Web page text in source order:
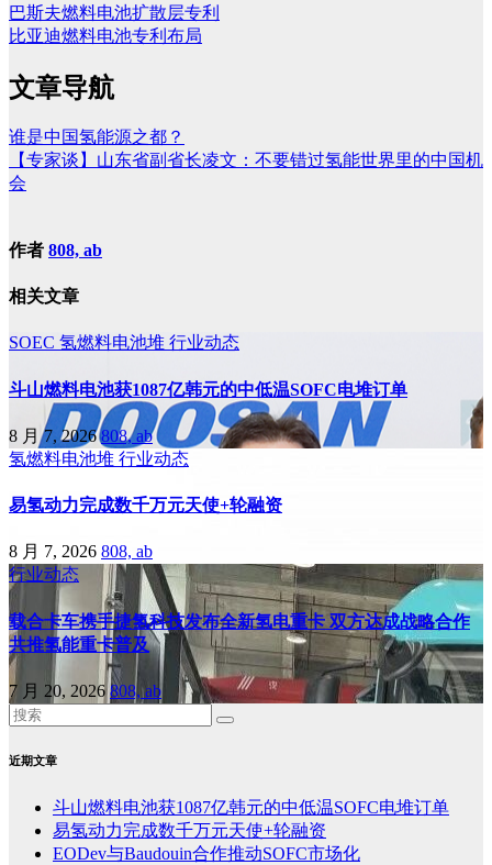
巴斯夫燃料电池扩散层专利
比亚迪燃料电池专利布局
文章导航
谁是中国氢能源之都？
【专家谈】山东省副省长凌文：不要错过氢能世界里的中国机
会
作者 808, ab
相关文章
SOEC 氢燃料电池堆 行业动态
斗山燃料电池获1087亿韩元的中低温SOFC电堆订单
8 月 7, 2026808, ab
氢燃料电池堆 行业动态
易氢动力完成数千万元天使+轮融资
8 月 7, 2026 808, ab
行业动态
载合卡车携手捷氢科技发布全新氢电重卡 双方达成战略合作
共推氢能重卡普及
7 月 20, 2026808, ab
近期文章
斗山燃料电池获1087亿韩元的中低温SOFC电堆订单
易氢动力完成数千万元天使+轮融资
EODev与Baudouin合作推动SOFC市场化